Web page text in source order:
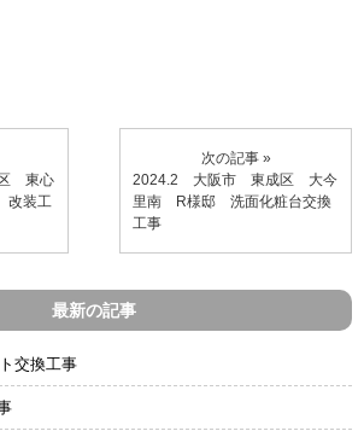
東心
改装工
次の記事 »
2024.2 大阪市 東成区 大今
里南 R様邸 洗面化粧台交換
工事
最新の記事
交換工事